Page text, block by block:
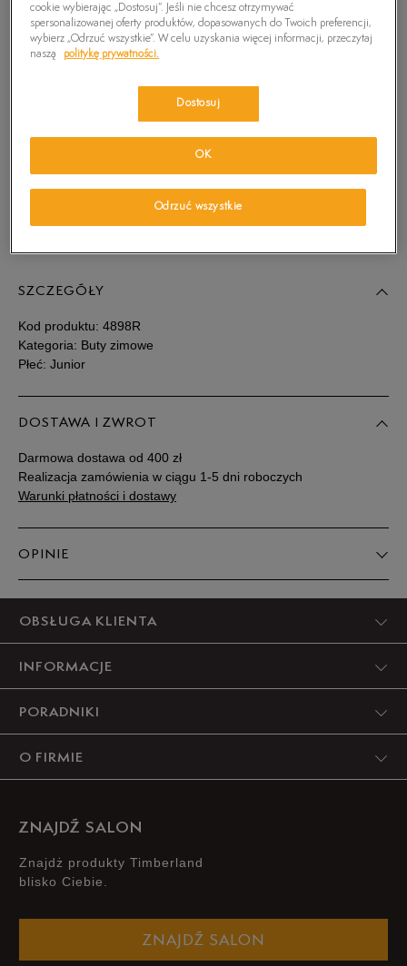
TIMBERLAND GT SCRAMBLE FTK
PRODUKT NIEDOSTĘPNY
Wybierz swój rozmiar, a gdy będzie dostępny, otrzymasz od nas
35,5 22 cm
36 22,5 cm
38 23,5 cm
40 25 cm Powiadom o dostępności
Zobacz jak zmierzyć stopę?
SZCZEGÓŁY
Kod produktu: 4898R
Kategoria: Buty zimowe
Płeć: Junior
DOSTAWA I ZWROT
Darmowa dostawa od 400 zł
Realizacja zamówienia w ciągu 1-5 dni roboczych
Warunki płatności i dostawy
OPINIE
OBSŁUGA KLIENTA
INFORMACJE
PORADNIKI
O FIRMIE
ZNAJDŹ SALON
Znajdż produkty Timberland
blisko Ciebie.
ZNAJDŹ SALON
cookie wybierając „Dostosuj”. Jeśli nie chcesz otrzymywać
spersonalizowanej oferty produktów, dopasowanych do Twoich preferencji,
wybierz „Odrzuć wszystkie”. W celu uzyskania więcej informacji, przeczytaj
naszą
politykę prywatności.
Dostosuj
Odrzuć wszystkie
OK